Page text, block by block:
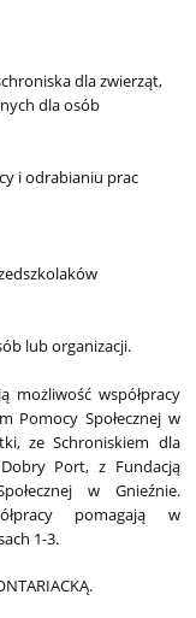
dla zwierząt,
dla osób
i odrabianiu prac
lub organizacji.
możliwość współpracy
Pomocy Społecznej w
ze Schroniskiem dla
Port, z Fundacją
w Gnieźnie.
pomagają w
1-3.